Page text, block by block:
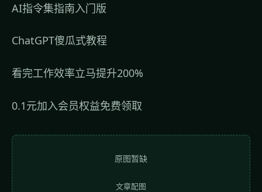
AI指令集指南入门版
ChatGPT傻瓜式教程
看完工作效率立马提升200%
0.1元加入会员权益免费领取
原图暂缺
文章配图